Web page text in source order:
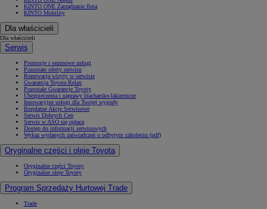
KINTO ONE Zarządzanie flotą
KINTO Mobility
Dla właścicieli
Dla właścicieli
Serwis
Promocje i sezonowe usługi
Pozostałe oferty serwisu
Rezerwacja wizyty w serwisie
Gwarancja Toyota Relax
Pozostałe Gwarancje Toyoty
Ubezpieczenia i naprawy blacharsko-lakiernicze
Innowacyjne usługi dla Twojej wygody
Bezpłatne Akcje Serwisowe
Serwis Dobrych Cen
Serwis w ASO się opłaca
Dostęp do informacji serwisowych
Wykaz wydanych zaświadczeń o odbytym szkoleniu (pdf)
Oryginalne części i oleje Toyota
Oryginalne części Toyoty
Oryginalne oleje Toyoty
Program Sprzedaży Hurtowej Trade
Trade